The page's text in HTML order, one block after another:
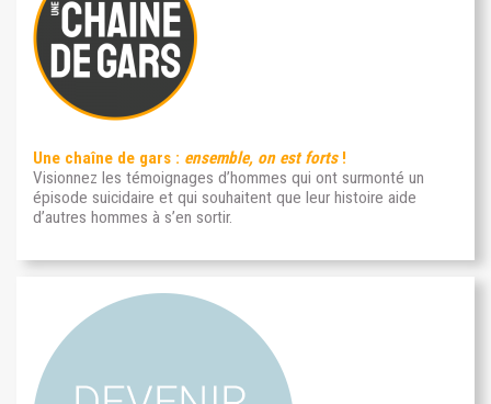
Une chaîne de gars : ensemble, on est forts!
Visionnez les témoignages d’hommes qui ont surmonté un
épisode suicidaire et qui souhaitent que leur histoire aide
d’autres hommes à s’en sortir.